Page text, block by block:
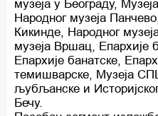
музеја у Београду,
Народног музеја
Кикинде, Народног
музеја Вршац, Епархије
Епархије банатске,
темишварске, Музеја
љубљанске и
Бечу.